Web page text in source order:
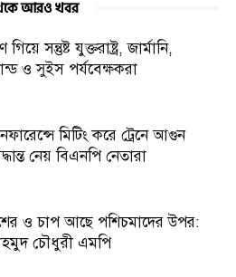
আরও খবর
গিয়ে সন্তুষ্ট যুক্তরাষ্ট্র, জার্মানি,
ও সুইস পর্যবেক্ষকরা
মিটিং করে ট্রেনে আগুন
নেয় বিএনপি নেতারা
ও চাপ আছে পশিচমাদের উপর:
চৌধুরী এমপি